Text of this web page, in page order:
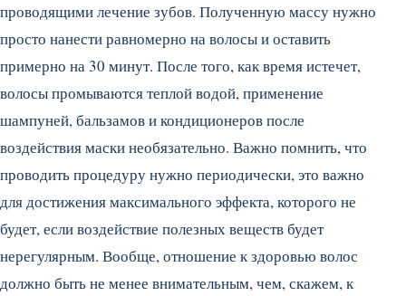
проводящими лечение зубов. Полученную массу нужно
просто нанести равномерно на волосы и оставить
примерно на 30 минут. После того, как время истечет,
волосы промываются теплой водой, применение
шампуней, бальзамов и кондиционеров после
воздействия маски необязательно. Важно помнить, что
проводить процедуру нужно периодически, это важно
для достижения максимального эффекта, которого не
будет, если воздействие полезных веществ будет
нерегулярным. Вообще, отношение к здоровью волос
должно быть не менее внимательным, чем, скажем, к